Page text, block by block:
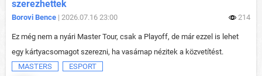
szerezhettek
Borovi Bence | 2026.07.16 23:00 214
Ez még nem a nyári Master Tour, csak a Playoff, de már ezzel is lehet
egy kártyacsomagot szerezni, ha vasárnap nézitek a közvetítést.
MASTERS
ESPORT